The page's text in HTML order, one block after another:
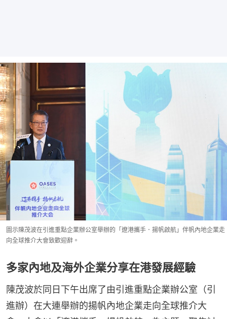
圖示陳茂波在引進重點企業辦公室舉辦的「遼港攜手．揚帆啟航」伴帆內地企業走
向全球推介大會致歡迎辭。
多家內地及海外企業分享在港發展經驗
陳茂波於同日下午出席了由引進重點企業辦公室（引
進辦）在大連舉辦的揚帆內地企業走向全球推介大